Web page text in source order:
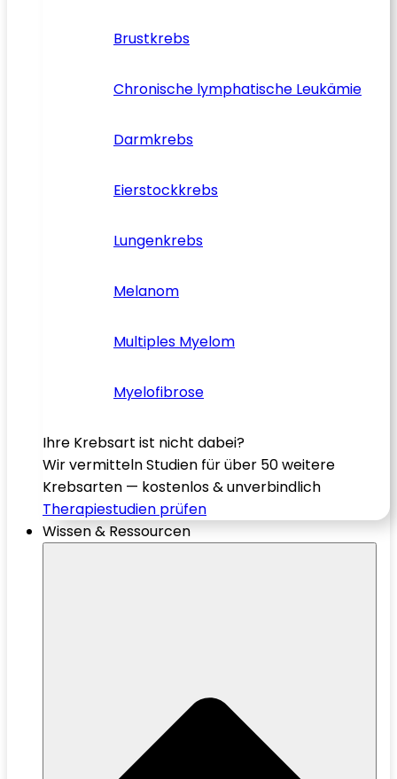
Brustkrebs
Chronische lymphatische Leukämie
Darmkrebs
Eierstockkrebs
Lungenkrebs
Melanom
Multiples Myelom
Myelofibrose
Ihre Krebsart ist nicht dabei?
Wir vermitteln Studien für über 50 weitere
Krebsarten — kostenlos & unverbindlich
Therapiestudien prüfen
Wissen & Ressourcen